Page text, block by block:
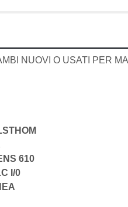
NUOVI O USATI PER
610
I/0